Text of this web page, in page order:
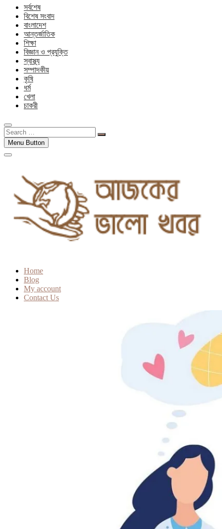
সর্বশেষ
বিশেষ সংবাদ
বাংলাদেশ
আন্তর্জাতিক
শিক্ষা
বিজ্ঞান ও প্রযুক্তি
স্বাস্থ্য
সম্পাদকীয়
কৃষি
ধর্ম
খেলা
চাকরী
Search
…Menu Button
Home
Blog
My account
Contact Us